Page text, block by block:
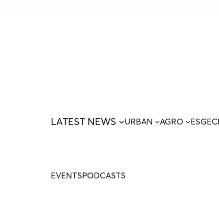
LATEST NEWS URBAN AGRO ESG
EVENTSPODCASTS